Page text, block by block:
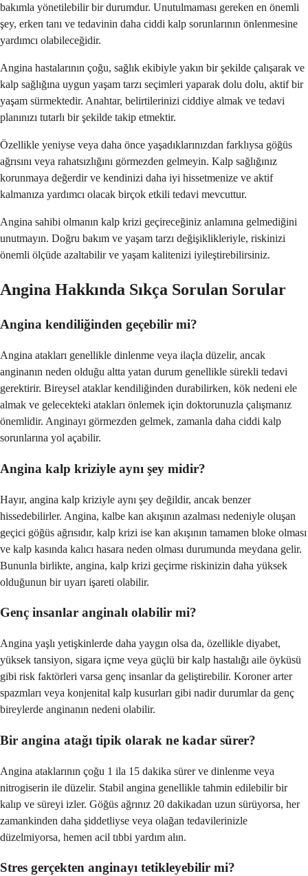
bakımla yönetilebilir bir durumdur. Unutulmaması gereken en önemli
şey, erken tanı ve tedavinin daha ciddi kalp sorunlarının önlenmesine
yardımcı olabileceğidir.
Angina hastalarının çoğu, sağlık ekibiyle yakın bir şekilde çalışarak ve
kalp sağlığına uygun yaşam tarzı seçimleri yaparak dolu dolu, aktif bir
yaşam sürmektedir. Anahtar, belirtilerinizi ciddiye almak ve tedavi
planınızı tutarlı bir şekilde takip etmektir.
Özellikle yeniyse veya daha önce yaşadıklarınızdan farklıysa göğüs
ağrısını veya rahatsızlığını görmezden gelmeyin. Kalp sağlığınız
korunmaya değerdir ve kendinizi daha iyi hissetmenize ve aktif
kalmanıza yardımcı olacak birçok etkili tedavi mevcuttur.
Angina sahibi olmanın kalp krizi geçireceğiniz anlamına gelmediğini
unutmayın. Doğru bakım ve yaşam tarzı değişiklikleriyle, riskinizi
önemli ölçüde azaltabilir ve yaşam kalitenizi iyileştirebilirsiniz.
Angina Hakkında Sıkça Sorulan Sorular
Angina kendiliğinden geçebilir mi?
Angina atakları genellikle dinlenme veya ilaçla düzelir, ancak
anginanın neden olduğu altta yatan durum genellikle sürekli tedavi
gerektirir. Bireysel ataklar kendiliğinden durabilirken, kök nedeni ele
almak ve gelecekteki atakları önlemek için doktorunuzla çalışmanız
önemlidir. Anginayı görmezden gelmek, zamanla daha ciddi kalp
sorunlarına yol açabilir.
Angina kalp kriziyle aynı şey midir?
Hayır, angina kalp kriziyle aynı şey değildir, ancak benzer
hissedebilirler. Angina, kalbe kan akışının azalması nedeniyle oluşan
geçici göğüs ağrısıdır, kalp krizi ise kan akışının tamamen bloke olması
ve kalp kasında kalıcı hasara neden olması durumunda meydana gelir.
Bununla birlikte, angina, kalp krizi geçirme riskinizin daha yüksek
olduğunun bir uyarı işareti olabilir.
Genç insanlar anginalı olabilir mi?
Angina yaşlı yetişkinlerde daha yaygın olsa da, özellikle diyabet,
yüksek tansiyon, sigara içme veya güçlü bir kalp hastalığı aile öyküsü
gibi risk faktörleri varsa genç insanlar da geliştirebilir. Koroner arter
spazmları veya konjenital kalp kusurları gibi nadir durumlar da genç
bireylerde anginanın nedeni olabilir.
Bir angina atağı tipik olarak ne kadar sürer?
Angina ataklarının çoğu 1 ila 15 dakika sürer ve dinlenme veya
nitrogiserin ile düzelir. Stabil angina genellikle tahmin edilebilir bir
kalıp ve süreyi izler. Göğüs ağrınız 20 dakikadan uzun sürüyorsa, her
zamankinden daha şiddetliyse veya olağan tedavilerinizle
düzelmiyorsa, hemen acil tıbbi yardım alın.
Stres gerçekten anginayı tetikleyebilir mi?